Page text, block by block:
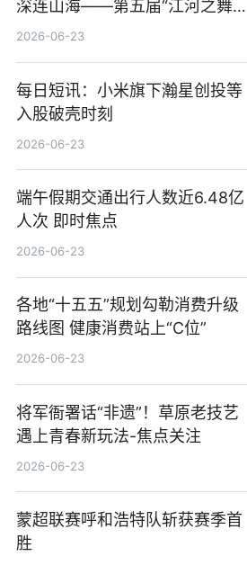
深连山海——第五届“江河之舞”
中美青少年文化交流展演在镇江
2026-06-23
每日短讯：小米旗下瀚星创投等
入股破壳时刻
2026-06-23
端午假期交通出行人数近6.48亿
人次 即时焦点
2026-06-23
各地“十五五”规划勾勒消费升级
路线图 健康消费站上“C位”
2026-06-23
将军衙署话“非遗”！草原老技艺
遇上青春新玩法-焦点关注
2026-06-23
蒙超联赛呼和浩特队斩获赛季首
胜